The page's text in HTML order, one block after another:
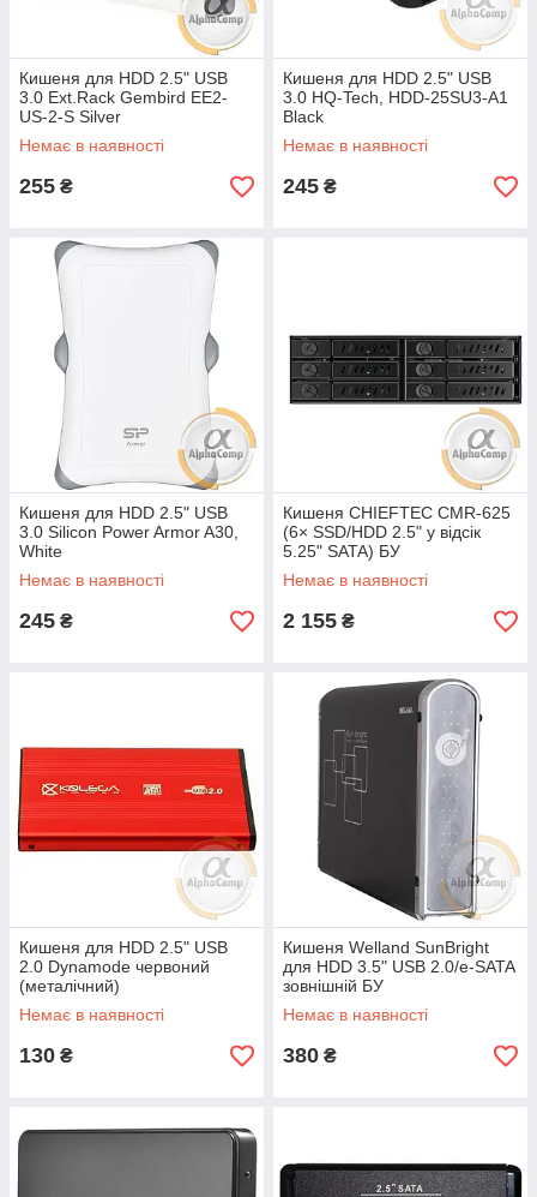
Кишеня для HDD 2.5" USB
3.0 Ext.Rack Gembird EE2-
US-2-S Silver
Немає в наявності
255 ₴
Кишеня для HDD 2.5" USB
3.0 HQ-Tech, HDD-25SU3-A1
Black
Немає в наявності
245 ₴
Кишеня для HDD 2.5" USB
3.0 Silicon Power Armor A30,
White
Немає в наявності
245 ₴
Кишеня CHIEFTEC CMR-625
(6× SSD/HDD 2.5" у відсік
5.25" SATA) БУ
Немає в наявності
2 155 ₴
Кишеня для HDD 2.5" USB
2.0 Dynamode червоний
(металічний)
Немає в наявності
130 ₴
Кишеня Welland SunBright
для HDD 3.5" USB 2.0/e-SATA
зовнішній БУ
Немає в наявності
380 ₴